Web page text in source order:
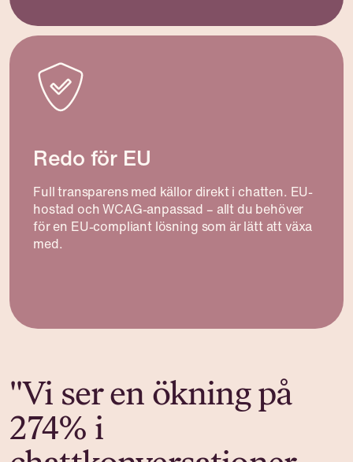
Redo för EU
Full transparens med källor direkt i chatten. EU-
hostad och WCAG-anpassad – allt du behöver
för en EU-compliant lösning som är lätt att växa
med.
"Vi ser en ökning på
274% i